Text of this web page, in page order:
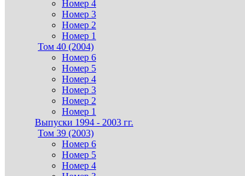
Номер 4
Номер 3
Номер 2
Номер 1
Том 40 (2004)
Номер 6
Номер 5
Номер 4
Номер 3
Номер 2
Номер 1
Выпуски 1994 - 2003 гг.
Том 39 (2003)
Номер 6
Номер 5
Номер 4